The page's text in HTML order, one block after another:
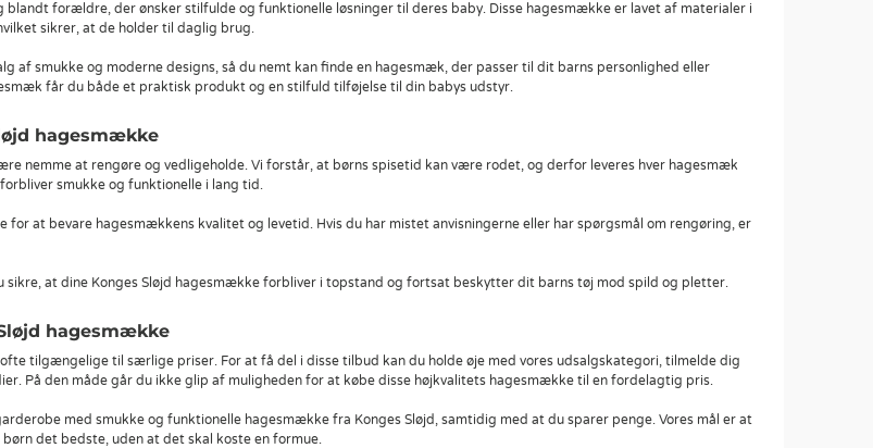
forældre, der ønsker stilfulde og funktionelle løsninger til deres baby. Disse hagesmække er lavet af materialer i
sikrer, at de holder til daglig brug.
af smukke og moderne designs, så du nemt kan finde en hagesmæk, der passer til dit barns personlighed eller
får du både et praktisk produkt og en stilfuld tilføjelse til din babys udstyr.
hagesmække
nemme at rengøre og vedligeholde. Vi forstår, at børns spisetid kan være rodet, og derfor leveres hver hagesmæk
smukke og funktionelle i lang tid.
for at bevare hagesmækkens kvalitet og levetid. Hvis du har mistet anvisningerne eller har spørgsmål om rengøring, er
sikre, at dine Konges Sløjd hagesmække forbliver i topstand og fortsat beskytter dit barns tøj mod spild og pletter.
hagesmække
tilgængelige til særlige priser. For at få del i disse tilbud kan du holde øje med vores udsalgskategori, tilmelde dig
På den måde går du ikke glip af muligheden for at købe disse højkvalitets hagesmække til en fordelagtig pris.
med smukke og funktionelle hagesmække fra Konges Sløjd, samtidig med at du sparer penge. Vores mål er at
det bedste, uden at det skal koste en formue.